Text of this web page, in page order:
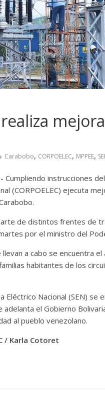
realiza
Carabobo, CORPOELEC, MPPEE,
Cumpliendo instrucciones
(CORPOELEC) ejecuta
de distintos frentes de
por el ministro del
a cabo se encuentra
habitantes de los
Eléctrico Nacional (SEN) se
el Gobierno
al pueblo venezolano.
/ Karla Cotoret